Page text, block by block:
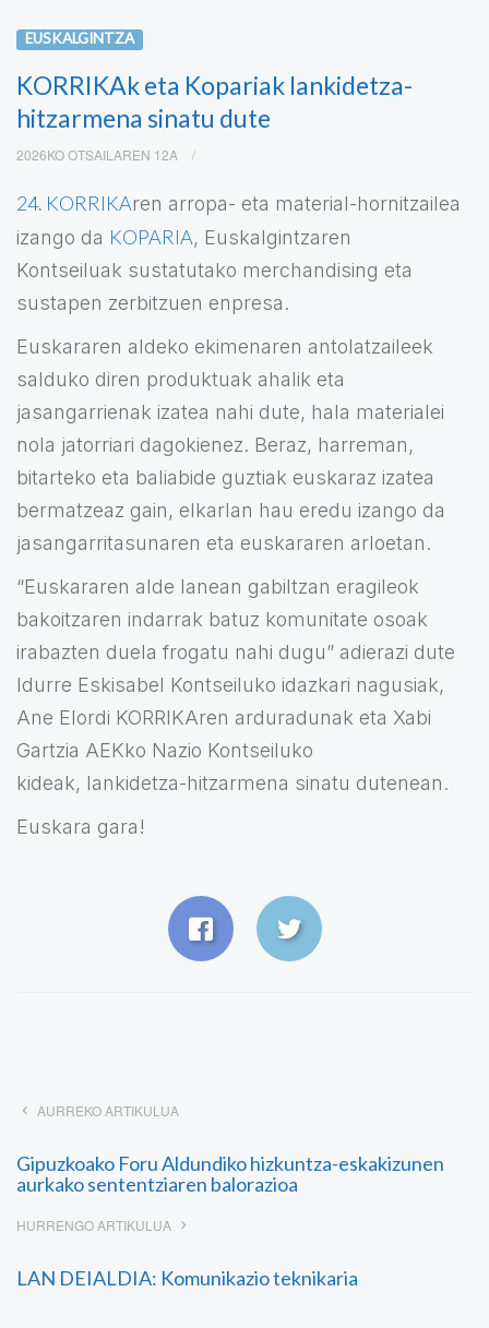
EUSKALGINTZA
KORRIKAk eta Kopariak lankidetza-
hitzarmena sinatu dute
2026KO OTSAILAREN 12A
24. KORRIKAren arropa- eta material-hornitzailea
izango da KOPARIA, Euskalgintzaren
Kontseiluak sustatutako merchandising eta
sustapen zerbitzuen enpresa.
Euskararen aldeko ekimenaren antolatzaileek
salduko diren produktuak ahalik eta
jasangarrienak izatea nahi dute, hala materialei
nola jatorriari dagokienez. Beraz, harreman,
bitarteko eta baliabide guztiak euskaraz izatea
bermatzeaz gain, elkarlan hau eredu izango da
jasangarritasunaren eta euskararen arloetan.
“Euskararen alde lanean gabiltzan eragileok
bakoitzaren indarrak batuz komunitate osoak
irabazten duela frogatu nahi dugu” adierazi dute
Idurre Eskisabel Kontseiluko idazkari nagusiak,
Ane Elordi KORRIKAren arduradunak eta Xabi
Gartzia AEKko Nazio Kontseiluko
kideak, lankidetza-hitzarmena sinatu dutenean.
Euskara gara!
AURREKO ARTIKULUA
Gipuzkoako Foru Aldundiko hizkuntza-eskakizunen
aurkako sententziaren balorazioa
HURRENGO ARTIKULUA
LAN DEIALDIA: Komunikazio teknikaria